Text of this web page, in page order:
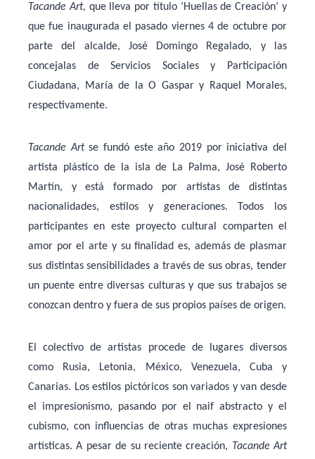
Tacande Art, que lleva por título ‘Huellas de Creación’ y
que fue inaugurada el pasado viernes 4 de octubre por
parte del alcalde, José Domingo Regalado, y las
concejalas de Servicios Sociales y Participación
Ciudadana, María de la O Gaspar y Raquel Morales,
respectivamente.
Tacande Artse fundó este año 2019 por iniciativa del
artista plástico de la isla de La Palma, José Roberto
Martín, y está formado por artistas de distintas
nacionalidades, estilos y generaciones. Todos los
participantes en este proyecto cultural comparten el
amor por el arte y su finalidad es, además de plasmar
sus distintas sensibilidades a través de sus obras, tender
un puente entre diversas culturas y que sus trabajos se
conozcan dentro y fuera de sus propios países de origen.
El colectivo de artistas procede de lugares diversos
como Rusia, Letonia, México, Venezuela, Cuba y
Canarias. Los estilos pictóricos son variados y van desde
el impresionismo, pasando por el naif abstracto y el
cubismo, con influencias de otras muchas expresiones
artísticas. A pesar de su reciente creación, Tacande Art